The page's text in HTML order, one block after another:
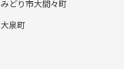
みどり市大間々町
大泉町